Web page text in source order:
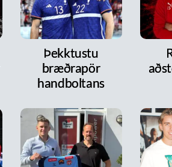
Þekktustu
bræðrapör
handboltans